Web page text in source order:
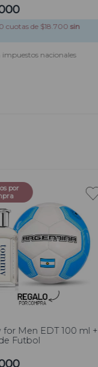
cuotas de $18.700 sin
impuestos nacionales
por
Men EDT 100 ml +
Futbol